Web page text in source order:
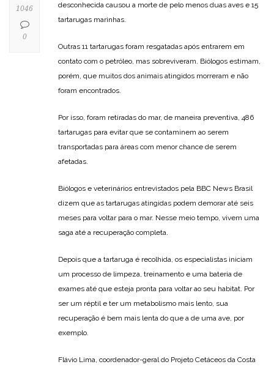
desconhecida causou a morte de pelo menos duas aves e 15
tartarugas marinhas.
Outras 11 tartarugas foram resgatadas após entrarem em
contato com o petróleo, mas sobreviveram. Biólogos estimam,
porém, que muitos dos animais atingidos morreram e não
foram encontrados.
Por isso, foram retiradas do mar, de maneira preventiva, 486
tartarugas para evitar que se contaminem ao serem
transportadas para áreas com menor chance de serem
afetadas.
Biólogos e veterinários entrevistados pela BBC News Brasil
dizem que as tartarugas atingidas podem demorar até seis
meses para voltar para o mar. Nesse meio tempo, vivem uma
saga até a recuperação completa.
Depois que a tartaruga é recolhida, os especialistas iniciam
um processo de limpeza, treinamento e uma bateria de
exames até que esteja pronta para voltar ao seu habitat. Por
ser um réptil e ter um metabolismo mais lento, sua
recuperação é bem mais lenta do que a de uma ave, por
exemplo.
Flávio Lima, coordenador-geral do Projeto Cetáceos da Costa
1046
0